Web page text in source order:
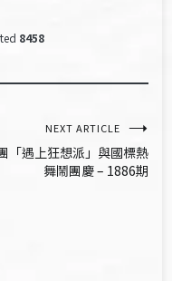
8458
NEXT ARTICLE
「遇上狂想派」與國標熱
舞鬧團慶 – 1886期